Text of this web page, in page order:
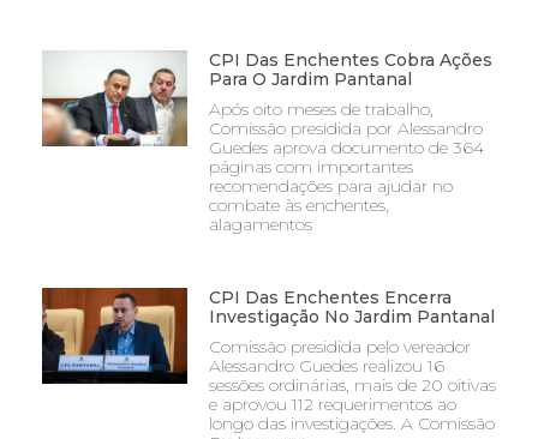
CPI Das Enchentes Cobra Ações
Para O Jardim Pantanal
Após oito meses de trabalho,
Comissão presidida por Alessandro
Guedes aprova documento de 364
páginas com importantes
recomendações para ajudar no
combate às enchentes,
alagamentos
CPI Das Enchentes Encerra
Investigação No Jardim Pantanal
Comissão presidida pelo vereador
Alessandro Guedes realizou 16
sessões ordinárias, mais de 20 oitivas
e aprovou 112 requerimentos ao
longo das investigações. A Comissão